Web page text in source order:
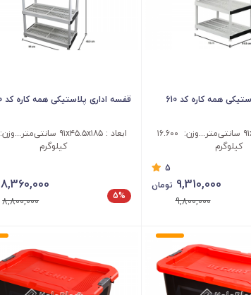
همه کاره کد 610
ابعاد : ۹۱x۶۱x۱۸۵ سانتی‌متر...وزن: ۱۶.۶۰۰
کیلوگرم
5
9,310,000 تومان
9,800,000
قفسه اداری پلاستیکی همه کاره کد 410
کیلوگرم
5%
8,360,000
8,800,000